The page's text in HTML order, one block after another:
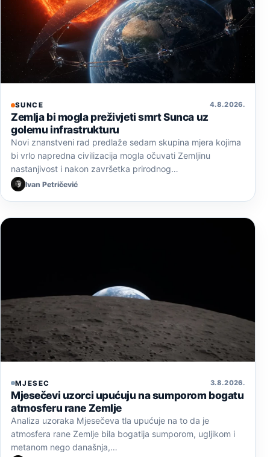
SUNCE 4. 8. 2026.
Zemlja bi mogla preživjeti smrt Sunca uz
golemu infrastrukturu
Novi znanstveni rad predlaže sedam skupina mjera kojima
bi vrlo napredna civilizacija mogla očuvati Zemljinu
nastanjivost i nakon završetka prirodnog…
Ivan Petričević
MJESEC 3. 8. 2026.
Mjesečevi uzorci upućuju na sumporom bogatu
atmosferu rane Zemlje
Analiza uzoraka Mjesečeva tla upućuje na to da je
atmosfera rane Zemlje bila bogatija sumporom, ugljikom i
metanom nego današnja,…